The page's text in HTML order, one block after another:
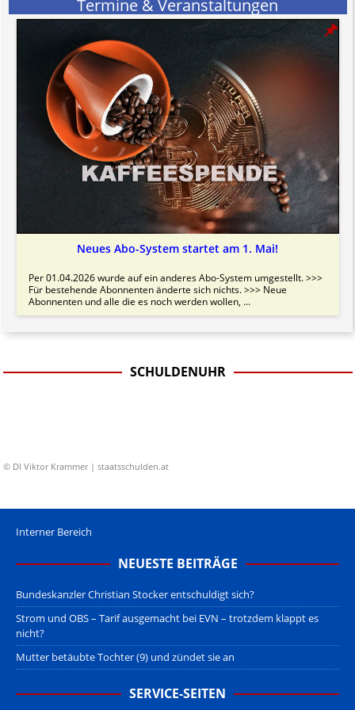
Termine & Veranstaltungen
Neues Abo-System startet am 1. Mai!
Per 01.04.2026 wurde auf ein anderes Abo-System umgestellt. >>>
Für bestehende Abonnenten änderte sich nichts. >>> Neue
Abonnenten und alle die es noch werden wollen, ...
SCHULDENUHR
© DI Viktor Krammer | staatsschulden.at
Interner Bereich
NEUESTE BEITRÄGE
Bundeskanzler Christian Stocker entschuldigt sich?
Strom und OBS – Tarif ausgemacht bei EVN – trotzdem klappt es
nicht?
Mutter betäubte Tochter (9) und zündet sie an
SERVICE-SEITEN